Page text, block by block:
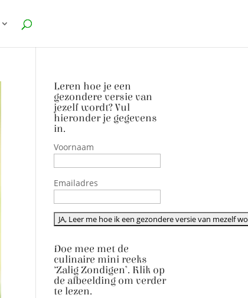
Leren hoe je een
gezondere versie van
jezelf wordt? Vul
hieronder je gegevens
in.
Voornaam
Emailadres
Doe mee met de
culinaire mini reeks
‘Zalig Zondigen’. Klik op
de afbeelding om verder
te lezen.